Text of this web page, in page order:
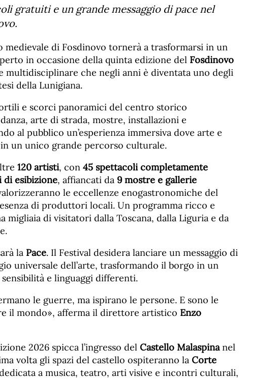
gratuiti e un grande messaggio di pace nel
di Fosdinovo tornerà a trasformarsi in un
in occasione della quinta edizione del Fosdinovo
multidisciplinare che negli anni è diventata uno degli
della Lunigiana.
e scorci panoramici del centro storico
arte di strada, mostre, installazioni e
al pubblico un’esperienza immersiva dove arte e
un unico grande percorso culturale.
120 artisti, con 45 spettacoli completamente
di esibizione, affiancati da 9 mostre e gallerie
le eccellenze enogastronomiche del
di produttori locali. Un programma ricco e
migliaia di visitatori dalla Toscana, dalla Liguria e da
la Pace. Il Festival desidera lanciare un messaggio di
universale dell’arte, trasformando il borgo in un
e linguaggi differenti.
le guerre, ma ispirano le persone. E sono le
il mondo», afferma il direttore artistico Enzo
2026 spicca l’ingresso del Castello Malaspinanel
volta gli spazi del castello ospiteranno la Corte
a musica, teatro, arti visive e incontri culturali,